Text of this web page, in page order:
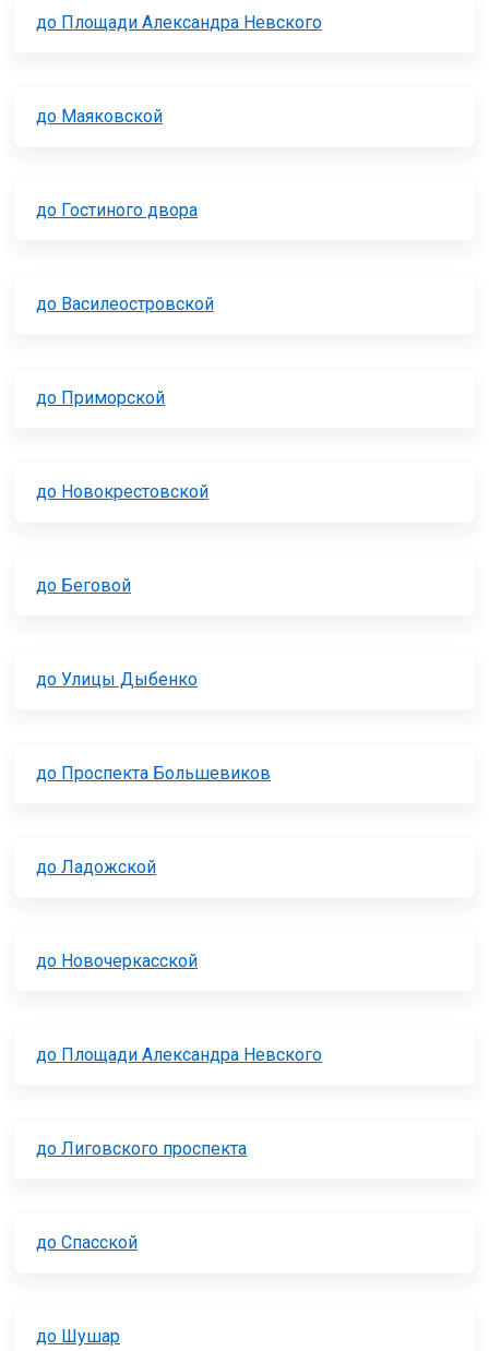
до Площади Александра Невского
до Маяковской
до Гостиного двора
до Василеостровской
до Приморской
до Новокрестовской
до Беговой
до Улицы Дыбенко
до Проспекта Большевиков
до Ладожской
до Новочеркасской
до Площади Александра Невского
до Лиговского проспекта
до Спасской
до Шушар